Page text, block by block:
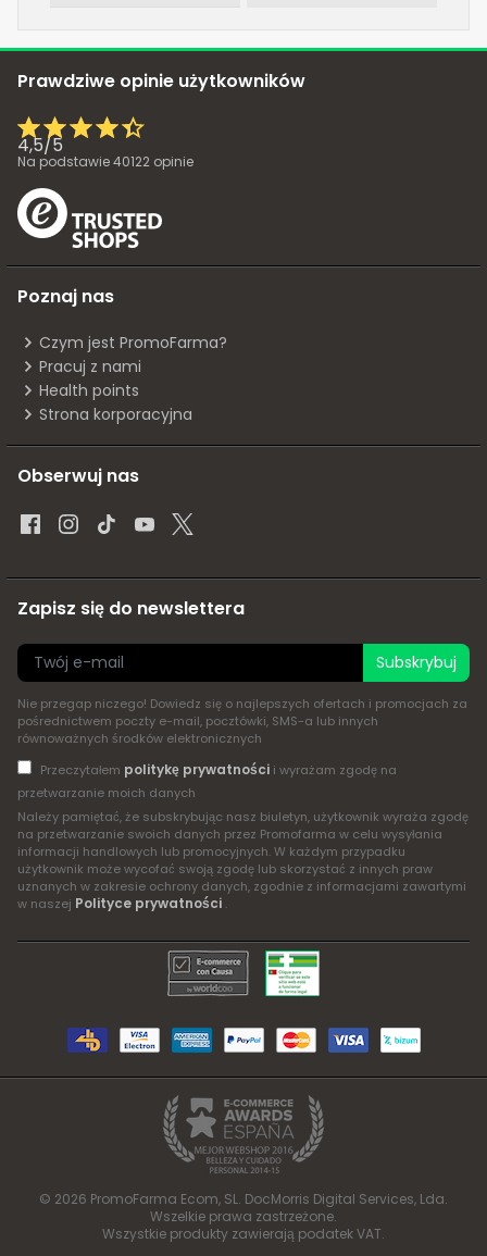
Prawdziwe opinie użytkowników
4,5/5
Na podstawie40122 opinie
Poznaj nas
Czym jest PromoFarma?
Pracuj z nami
Health points
Strona korporacyjna
Obserwuj nas
Zapisz się do newslettera
Subskrybuj
Nie przegap niczego! Dowiedz się o najlepszych ofertach i promocjach za
pośrednictwem poczty e-mail, pocztówki, SMS-a lub innych
równoważnych środków elektronicznych
Przeczytałem politykę prywatnościi wyrażam zgodę na
przetwarzanie moich danych
Należy pamiętać, że subskrybując nasz biuletyn, użytkownik wyraża zgodę
na przetwarzanie swoich danych przez Promofarma w celu wysyłania
informacji handlowych lub promocyjnych. W każdym przypadku
użytkownik może wycofać swoją zgodę lub skorzystać z innych praw
uznanych w zakresie ochrony danych, zgodnie z informacjami zawartymi
w naszej Polityce prywatności .
© 2026 PromoFarma Ecom, SL. DocMorris Digital Services, Lda.
Wszelkie prawa zastrzeżone.
Wszystkie produkty zawierają podatek VAT.